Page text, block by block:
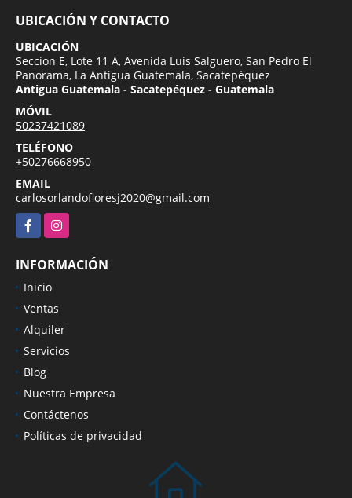
UBICACIÓN Y CONTACTO
UBICACIÓN
Seccion E, Lote 11 A, Avenida Luis Salguero, San Pedro El
Panorama, La Antigua Guatemala, Sacatepéquez
Antigua Guatemala - Sacatepéquez - Guatemala
MÓVIL
50237421089
TELÉFONO
+50276668950
EMAIL
carlosorlandofloresj2020@gmail.com
FacebookInstagram
INFORMACIÓN
Inicio
Ventas
Alquiler
Servicios
Blog
Nuestra Empresa
Contáctenos
Políticas de privacidad